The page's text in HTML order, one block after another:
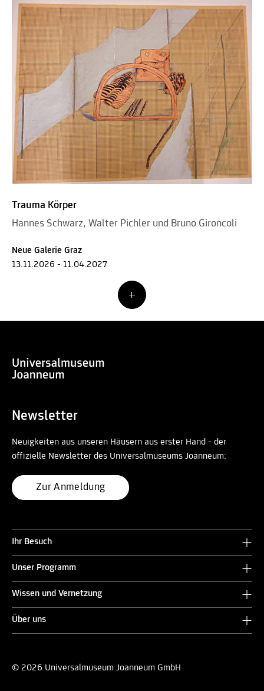
Trauma Körper
Hannes Schwarz, Walter Pichler und Bruno Gironcoli
Neue Galerie Graz
13.11.2026 - 11.04.2027
Newsletter
Neuigkeiten aus unseren Häusern aus erster Hand - der
offizielle Newsletter des Universalmuseums Joanneum:
Zur Anmeldung
Ihr Besuch
Unser Programm
Wissen und Vernetzung
Über uns
© 2026 Universalmuseum Joanneum GmbH